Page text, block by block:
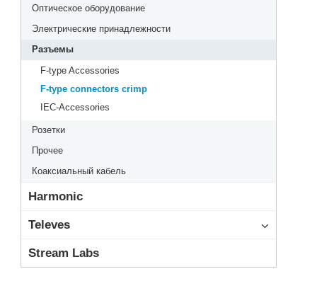
Оптическое оборудование
Электрические принадлежности
Разъемы
F-type Accessories
F-type connectors crimp
IEC-Accessories
Розетки
Прочее
Коаксиальный кабель
Harmonic
Televes
Stream Labs